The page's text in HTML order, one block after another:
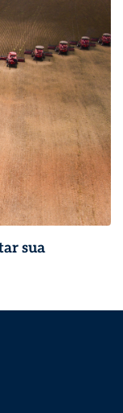
sua